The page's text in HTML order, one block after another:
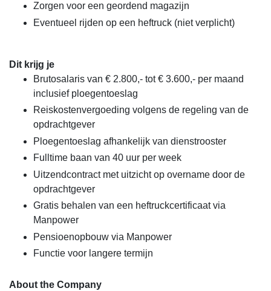
Zorgen voor een geordend magazijn
Eventueel rijden op een heftruck (niet verplicht)
Dit krijg je
Brutosalaris van € 2.800,- tot € 3.600,- per maand
inclusief ploegentoeslag
Reiskostenvergoeding volgens de regeling van de
opdrachtgever
Ploegentoeslag afhankelijk van dienstrooster
Fulltime baan van 40 uur per week
Uitzendcontract met uitzicht op overname door de
opdrachtgever
Gratis behalen van een heftruckcertificaat via
Manpower
Pensioenopbouw via Manpower
Functie voor langere termijn
About the Company